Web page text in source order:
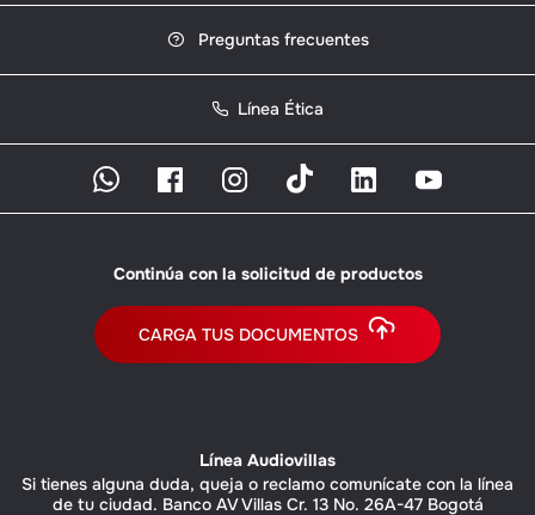
Preguntas frecuentes
Línea Ética
Continúa con la solicitud de productos
CARGA TUS DOCUMENTOS
Línea Audiovillas
Si tienes alguna duda, queja o reclamo comunícate con la línea
de tu ciudad. Banco AV Villas Cr. 13 No. 26A-47 Bogotá